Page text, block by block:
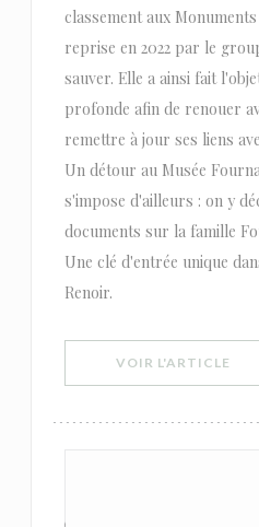
classement aux
reprise en 2022 par le
sauver. Elle a ainsi fait
profonde afin de renouer
remettre à jour ses liens
Un détour au Musée
s'impose d'ailleurs : on y
documents sur la famille
Une clé d'entrée unique
Renoir.
VOIR L'ARTICLE